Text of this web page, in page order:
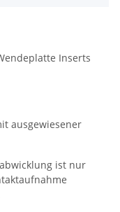
Inserts
ausgewiesener
ist nur